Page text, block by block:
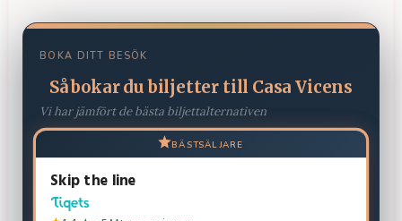
BOKA DITT BESÖK
Så bokar du biljetter till Casa Vicens
Vi har jämfört de bästa biljettalternativen
BÄSTSÄLJARE
Skip the line